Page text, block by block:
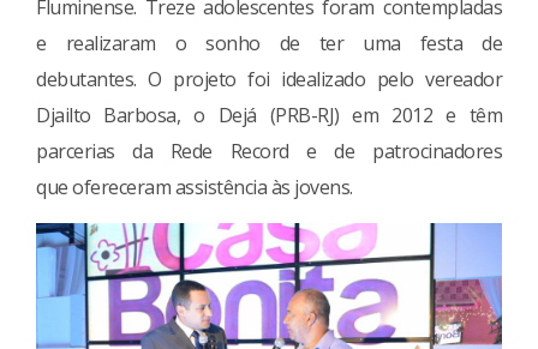
Fluminense. Treze adolescentes foram contempladas
e realizaram o sonho de ter uma festa de
debutantes. O projeto foi idealizado pelo vereador
Djailto Barbosa, o Dejá (PRB-RJ) em 2012 e têm
parcerias da Rede Record e de patrocinadores
que ofereceram assistência às jovens.